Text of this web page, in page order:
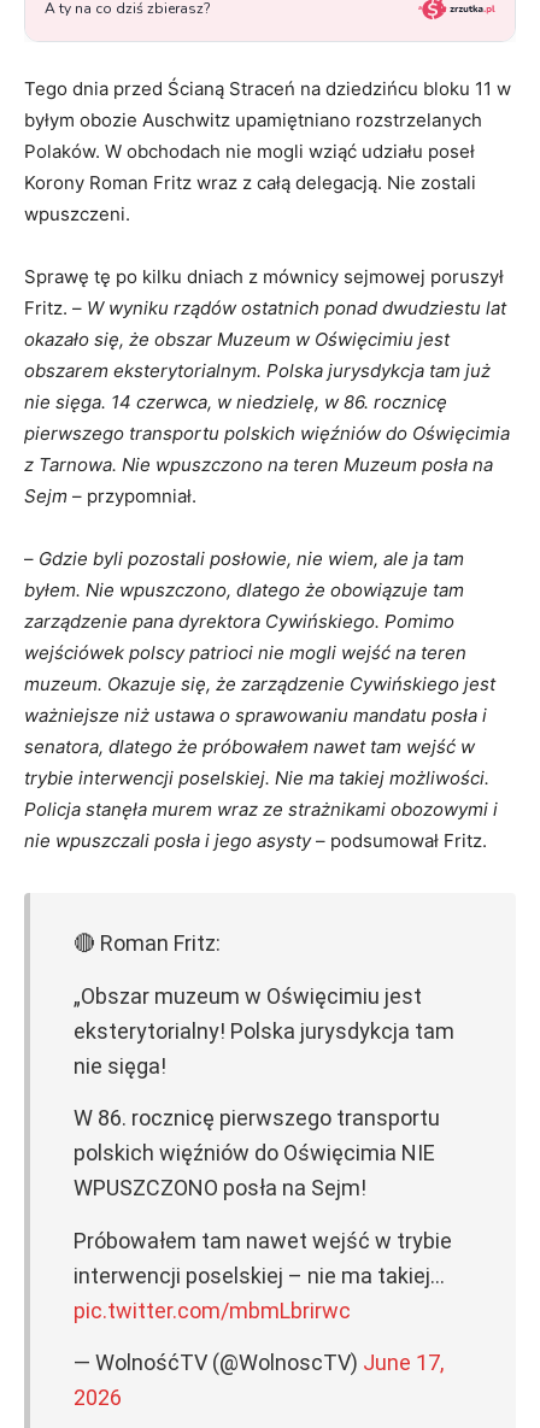
Tego dnia przed Ścianą Straceń na dziedzińcu bloku 11 w
byłym obozie Auschwitz upamiętniano rozstrzelanych
Polaków. W obchodach nie mogli wziąć udziału poseł
Korony Roman Fritz wraz z całą delegacją. Nie zostali
wpuszczeni.
Sprawę tę po kilku dniach z mównicy sejmowej poruszył
Fritz. – W wyniku rządów ostatnich ponad dwudziestu lat
okazało się, że obszar Muzeum w Oświęcimiu jest
obszarem eksterytorialnym. Polska jurysdykcja tam już
nie sięga. 14 czerwca, w niedzielę, w 86. rocznicę
pierwszego transportu polskich więźniów do Oświęcimia
z Tarnowa. Nie wpuszczono na teren Muzeum posła na
Sejm – przypomniał.
– Gdzie byli pozostali posłowie, nie wiem, ale ja tam
byłem. Nie wpuszczono, dlatego że obowiązuje tam
zarządzenie pana dyrektora Cywińskiego. Pomimo
wejściówek polscy patrioci nie mogli wejść na teren
muzeum. Okazuje się, że zarządzenie Cywińskiego jest
ważniejsze niż ustawa o sprawowaniu mandatu posła i
senatora, dlatego że próbowałem nawet tam wejść w
trybie interwencji poselskiej. Nie ma takiej możliwości.
Policja stanęła murem wraz ze strażnikami obozowymi i
nie wpuszczali posła i jego asysty– podsumował Fritz.
🔴 Roman Fritz:
„Obszar muzeum w Oświęcimiu jest
eksterytorialny! Polska jurysdykcja tam
nie sięga!
W 86. rocznicę pierwszego transportu
polskich więźniów do Oświęcimia NIE
WPUSZCZONO posła na Sejm!
Próbowałem tam nawet wejść w trybie
interwencji poselskiej – nie ma takiej…
pic.twitter.com/mbmLbrirwc
— WolnośćTV (@WolnoscTV) June 17,
2026